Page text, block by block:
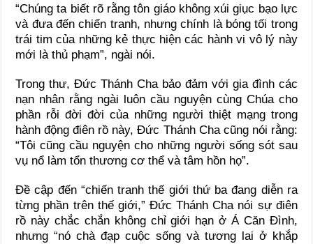
“Chúng ta biết rõ rằng tôn giáo không xúi giục bạo lực
và đưa đến chiến tranh, nhưng chính là bóng tối trong
trái tim của những kẻ thực hiện các hành vi vô lý này
mới là thủ phạm”, ngài nói.
Trong thư, Đức Thánh Cha bảo đảm với gia đình các
nạn nhân rằng ngài luôn cầu nguyện cùng Chúa cho
phần rỗi đời đời của những người thiệt mạng trong
hành động điên rồ này, Đức Thánh Cha cũng nói rằng:
“Tôi cũng cầu nguyện cho những người sống sót sau
vụ nổ làm tổn thương cơ thể và tâm hồn họ”.
Đề cập đến “chiến tranh thế giới thứ ba đang diễn ra
từng phần trên thế giới,” Đức Thánh Cha nói sự điên
rồ này chắc chắn không chỉ giới hạn ở Á Căn Đình,
nhưng “nó chà đạp cuộc sống và tương lai ở khắp